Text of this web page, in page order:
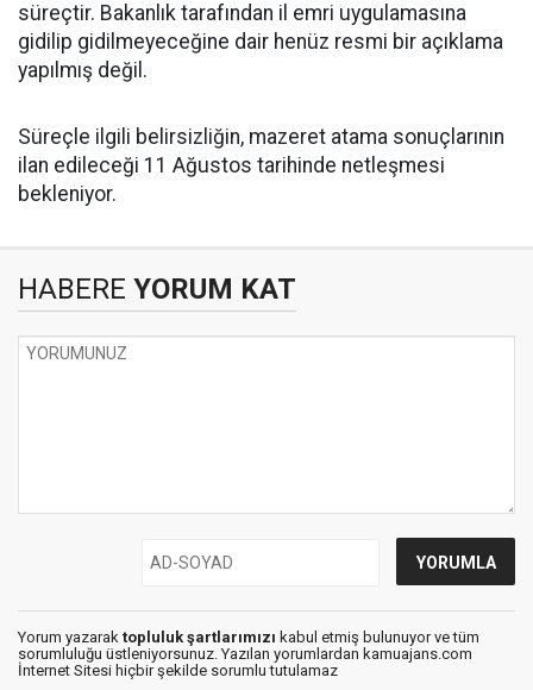
süreçtir. Bakanlık tarafından il emri uygulamasına
gidilip gidilmeyeceğine dair henüz resmi bir açıklama
yapılmış değil.
​Süreçle ilgili belirsizliğin, mazeret atama sonuçlarının
ilan edileceği 11 Ağustos tarihinde netleşmesi
bekleniyor.
HABERE YORUM KAT
Yorum yazarak topluluk şartlarımızı kabul etmiş bulunuyor ve tüm
sorumluluğu üstleniyorsunuz. Yazılan yorumlardan kamuajans.com
İnternet Sitesi hiçbir şekilde sorumlu tutulamaz